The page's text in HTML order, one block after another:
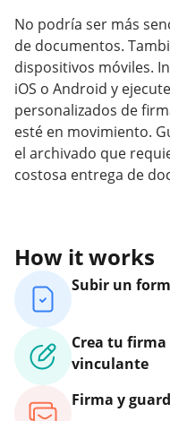
No podría ser más
de documentos.
dispositivos móviles.
iOS o Android y
personalizados de
esté en movimiento.
el archivado que
costosa entrega de
How it works
Subir un
Crea tu
vinculante
Firma y